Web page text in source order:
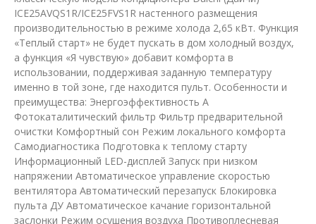
ICE25AVQS1R/ICE25FVS1R настенного размещения
производительностью в режиме холода 2,65 кВт. Функция
«Теплый старт» не будет пускать в дом холодный воздух,
а функция «Я чувствую» добавит комфорта в
использовании, поддерживая заданную температуру
именно в той зоне, где находится пульт. Особенности и
преимущества: Энергоэффективность A
Фотокаталитический фильтр Фильтр предварительной
очистки Комфортный сон Режим локального комфорта
Самодиагностика Подготовка к теплому старту
Информационный LED-дисплей Запуск при низком
напряжении Автоматическое управление скоростью
вентилятора Автоматический перезапуск Блокировка
пульта ДУ Автоматическое качание горизонтальной
заслонки Режим осушения воздуха Противоплесневая